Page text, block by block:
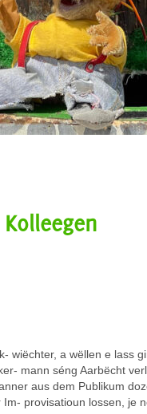
wiëchter, a wëllen e lass
mann séng Aarbëcht
aus dem Publikum
provisatioun lossen, je